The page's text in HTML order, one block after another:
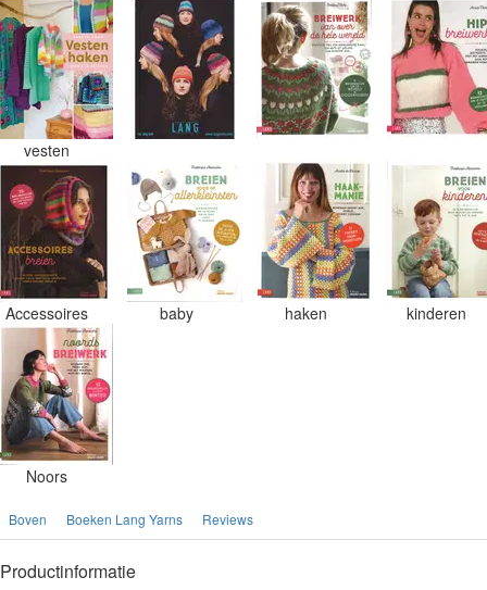
vesten
Accessoires baby haken kinderen
Noors
Boven Boeken Lang Yarns Reviews
Productinformatie